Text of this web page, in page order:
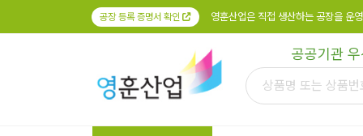
공장 등록 증명서 확인 영훈산업은 직접 생산하는 공장을 운
공공기관